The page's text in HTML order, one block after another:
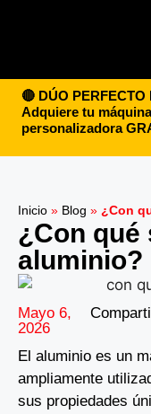
🔴 DÚO
Adquiere tu
personalizadora
Inicio » Blog » ¿Con
¿Con qué
aluminio?
Mayo 6,
2026
El aluminio es un
ampliamente
sus propiedades